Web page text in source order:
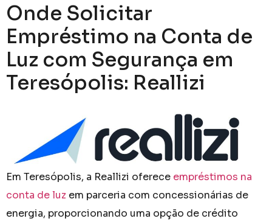
Onde Solicitar
Empréstimo na Conta de
Luz com Segurança em
Teresópolis: Reallizi
Em Teresópolis, a Reallizi oferece empréstimos na
conta de luz em parceria com concessionárias de
energia, proporcionando uma opção de crédito